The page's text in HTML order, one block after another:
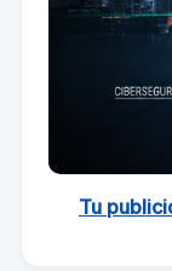
Tu